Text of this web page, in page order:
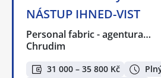
NÁSTUP IHNED-VIST
Personal fabric - agentura…
Chrudim
31 000 – 35 800 Kč